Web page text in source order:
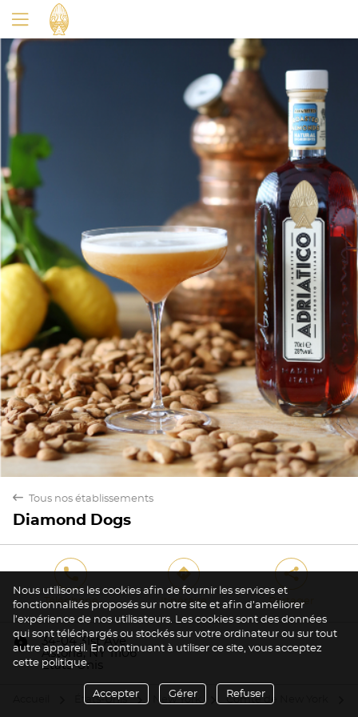
back Tous nos établissements
Diamond Dogs
Oui Non
phone
Téléphone
direction
Itinéraire
share
Partager
marker
34-04 31st Ave
Astoria, NY 11106
États-Unis
États-Unis New York arrow Comté de New York
Nous utilisons les cookies afin de fournir les services et
fonctionnalités proposés sur notre site et afin d’améliorer
l’expérience de nos utilisateurs. Les cookies sont des données
qui sont téléchargés ou stockés sur votre ordinateur ou sur tout
autre appareil. En continuant à utiliser ce site, vous acceptez
cette politique.
Accepter Gérer Refuser